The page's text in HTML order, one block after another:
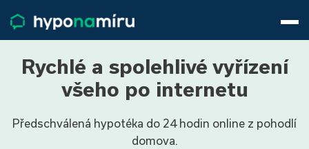
Životní pojištění
Pojištění nemovitosti
Články
800 688 388
9−16 hod.
Rychlé a spolehlivé vyřízení
všeho po internetu
Předschválená hypotéka do 24 hodin online z pohodlí
domova.